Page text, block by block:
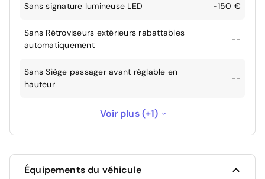
Sans signature lumineuse LED -150 €
Sans Rétroviseurs extérieurs rabattables
automatiquement
--
Sans Siège passager avant réglable en
hauteur
--
Sans Système d'ouverture/fermeture et
Voir plus (+1)
Équipements du véhicule